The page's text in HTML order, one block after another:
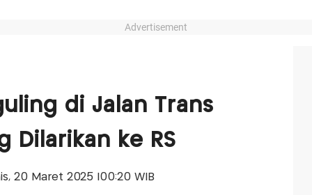
Advertisement
di Jalan Trans
Dilarikan ke RS
20 Maret 2025 |00:20 WIB